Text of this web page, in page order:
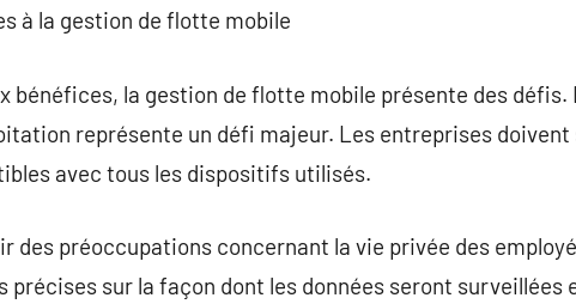
à la gestion de flotte mobile
bénéfices, la gestion de flotte mobile présente des
représente un défi majeur. Les entreprises doivent
avec tous les dispositifs utilisés.
des préoccupations concernant la vie privée des
précises sur la façon dont les données seront surveillées